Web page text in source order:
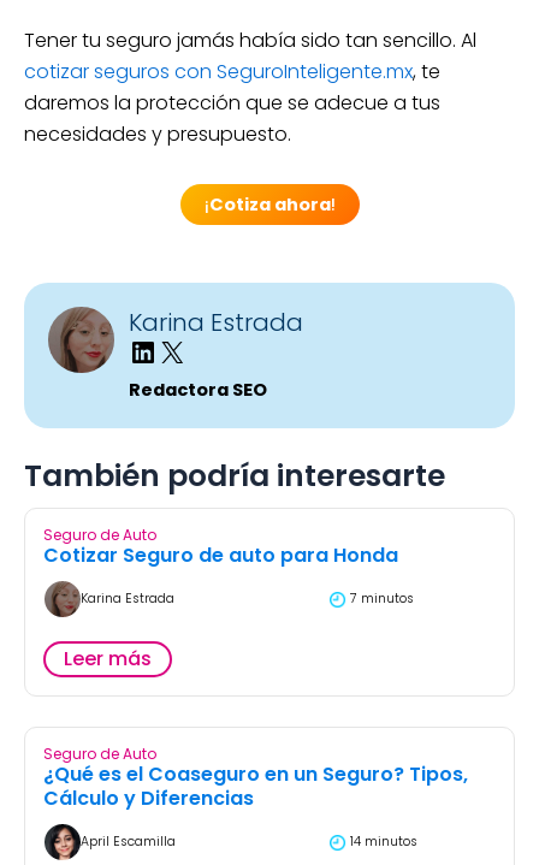
Tener tu seguro jamás había sido tan sencillo. Al
cotizar seguros con SeguroInteligente.mx, te
daremos la protección que se adecue a tus
necesidades y presupuesto.
¡Cotiza ahora!
Karina Estrada
Redactora SEO
También podría interesarte
Seguro de Auto
Cotizar Seguro de auto para Honda
Karina Estrada 7 minutos
Leer más
Seguro de Auto
¿Qué es el Coaseguro en un Seguro? Tipos,
Cálculo y Diferencias
April Escamilla 14 minutos